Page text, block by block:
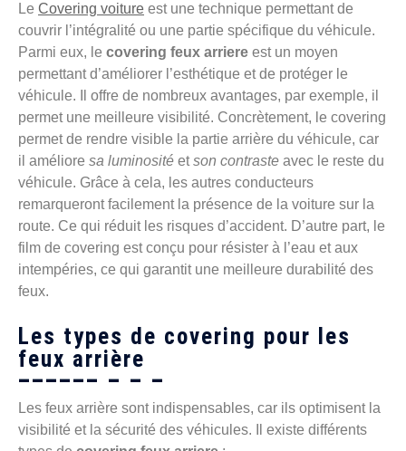
Le Covering voiture est une technique permettant de
couvrir l’intégralité ou une partie spécifique du véhicule.
Parmi eux, le covering feux arriere est un moyen
permettant d’améliorer l’esthétique et de protéger le
véhicule. Il offre de nombreux avantages, par exemple, il
permet une meilleure visibilité. Concrètement, le covering
permet de rendre visible la partie arrière du véhicule, car
il améliore sa luminosité etson contraste avec le reste du
véhicule. Grâce à cela, les autres conducteurs
remarqueront facilement la présence de la voiture sur la
route. Ce qui réduit les risques d’accident. D’autre part, le
film de covering est conçu pour résister à l’eau et aux
intempéries, ce qui garantit une meilleure durabilité des
feux.
Les types de covering pour les
feux arrière
Les feux arrière sont indispensables, car ils optimisent la
visibilité et la sécurité des véhicules. Il existe différents